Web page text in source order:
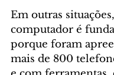
Em outras
computador é
porque foram
mais de 800